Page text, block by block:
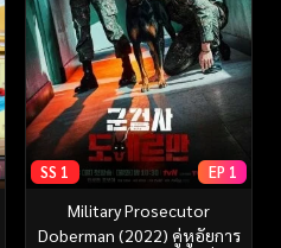
SS 1 EP 1
Military Prosecutor
Doberman (2022) คู่หูอัยการ